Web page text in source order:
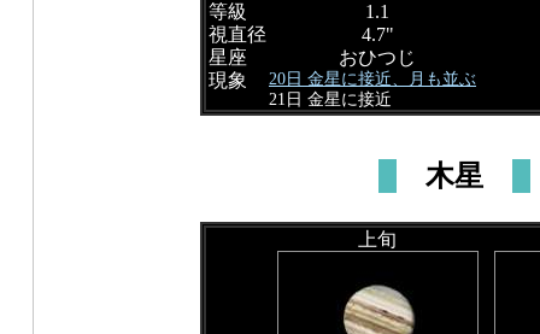
等級
1.1
視直径
4.7"
星座
おひつじ
現象
20日 金星に接近、月も並ぶ
21日 金星に接近
木星
上旬